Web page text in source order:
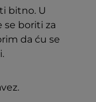
bitno. U
se boriti za
da ću se